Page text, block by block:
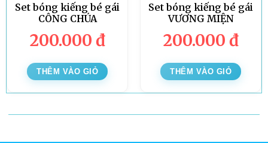
Set bóng kiếng bé gái
CÔNG CHÚA
200.000 đ
THÊM VÀO GIỎ
Set bóng kiếng bé gái
VƯƠNG MIỆN
200.000 đ
THÊM VÀO GIỎ